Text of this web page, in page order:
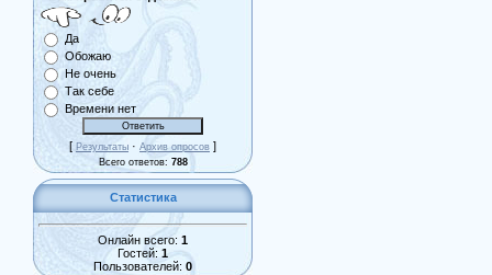
Да
Обожаю
Не очень
Так себе
Времени нет
[ Результаты · Архив опросов ]
Всего ответов: 788
Статистика
Онлайн всего: 1
Гостей: 1
Пользователей: 0